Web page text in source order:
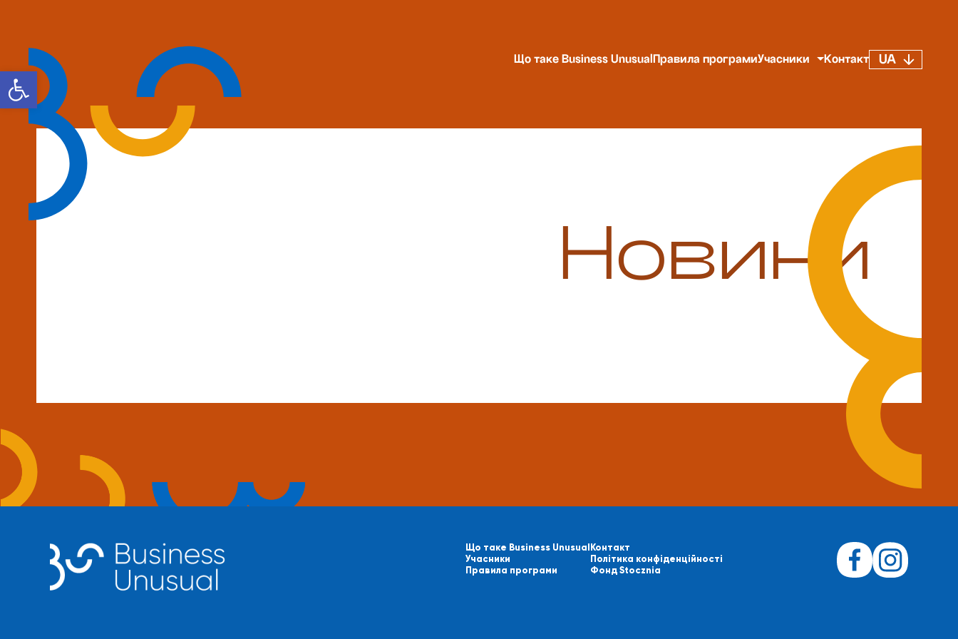
Open toolbar
Що таке Business Unusual Правила програмиУчасники Контакт UA
Новини
Що таке Business Unusual
Учасники
Правила програми
Контакт
Політика конфіденційності
Фонд Stocznia